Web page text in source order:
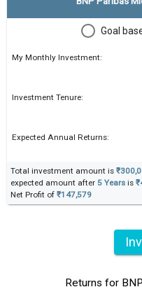
Goal
My Monthly Investment:
Investment Tenure:
Expected Annual Returns:
Total investment amount is
expected amount after 5 Years is
Net Profit of ₹147,579
Returns for